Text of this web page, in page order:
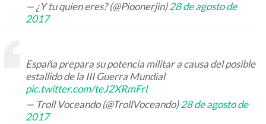
— ¿Y tu quien eres? (@Pioonerjin)28 de agosto de
2017
España prepara su potencia militar a causa del posible
estallido de la III Guerra Mundial
pic.twitter.com/teJ2XRmFrl
— Troll Voceando (@TrollVoceando)28 de agosto de
2017